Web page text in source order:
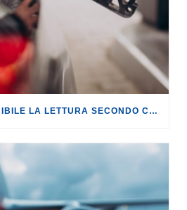
BENZINA: IMPROPONIBILE LA LETTURA SECONDO CUI PROROGARE IL TAGLIO DELLE ACCISE SIGNIFICA TASSARE TUTTI I CITTADINI.